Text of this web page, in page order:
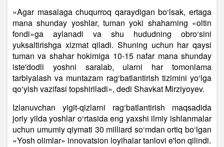
«Agar masalaga chuqurroq qaraydigan bo‘lsak, ertaga
mana shunday yoshlar, tuman yoki shaharning «oltin
fondi»ga aylanadi va shu hududning obro‘sini
yuksaltirishga xizmat qiladi. Shuning uchun har qaysi
tuman va shahar hokimiga 10-15 nafar mana shunday
iste'dodli yoshni saralab, ularni har tomonlama
tarbiyalash va muntazam rag‘batlantirish tizimini yo‘lga
qo‘yish vazifasi topshiriladi», dedi Shavkat Mirziyoyev.
Izlanuvchan yigit-qizlarni rag‘batlantirish maqsadida
joriy yilda yoshlar o‘rtasida eng yaxshi ilmiy ishlanmalar
uchun umumiy qiymati 30 milliard so‘mdan ortiq bo‘lgan
«Yosh olimlar» innovatsion loyihalar tanlovi e'lon qilindi.